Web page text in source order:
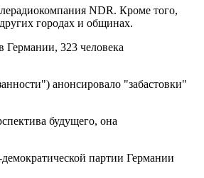
NDR. Кроме того,
городах и общинах.
Германии, 323 человека
анонсировало "забастовки"
будущего, она
партии Германии